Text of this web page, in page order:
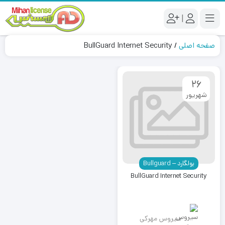
|
صفحه اصلی/
BullGuard Internet Security
بولگارد – Bullguard
26
شهریور
BullGuard Internet Security
سیروس مهرکی